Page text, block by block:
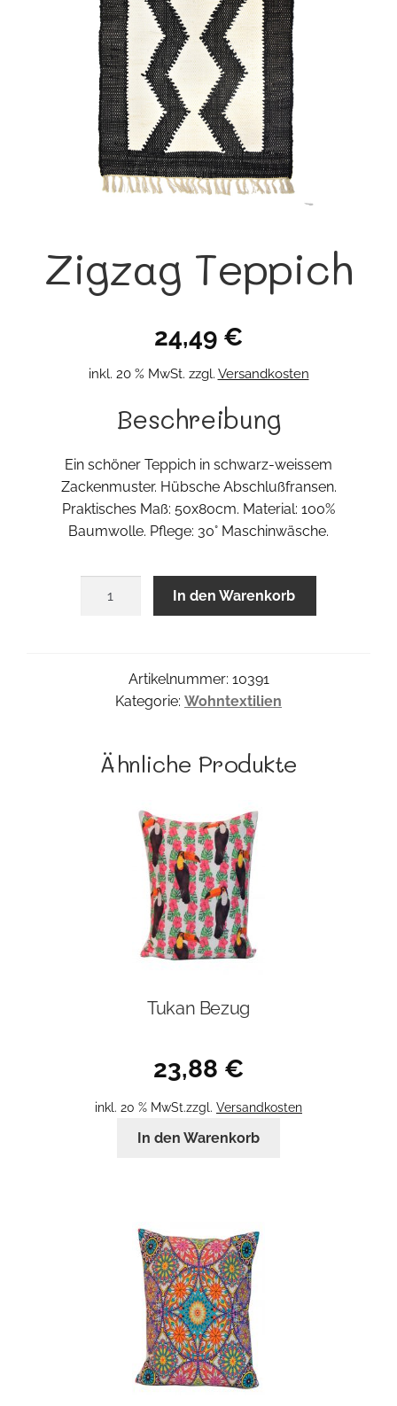
Zigzag Teppich
24,49 €
inkl. 20 % MwSt. zzgl. Versandkosten
Beschreibung
Ein schöner Teppich in schwarz-weissem
Zackenmuster. Hübsche Abschlußfransen.
Praktisches Maß: 50x80cm. Material: 100%
Baumwolle. Pflege: 30° Maschinwäsche.
In den Warenkorb
Artikelnummer: 10391
Kategorie: Wohntextilien
Ähnliche Produkte
Tukan Bezug
23,88 €
inkl. 20 % MwSt.zzgl. Versandkosten
In den Warenkorb